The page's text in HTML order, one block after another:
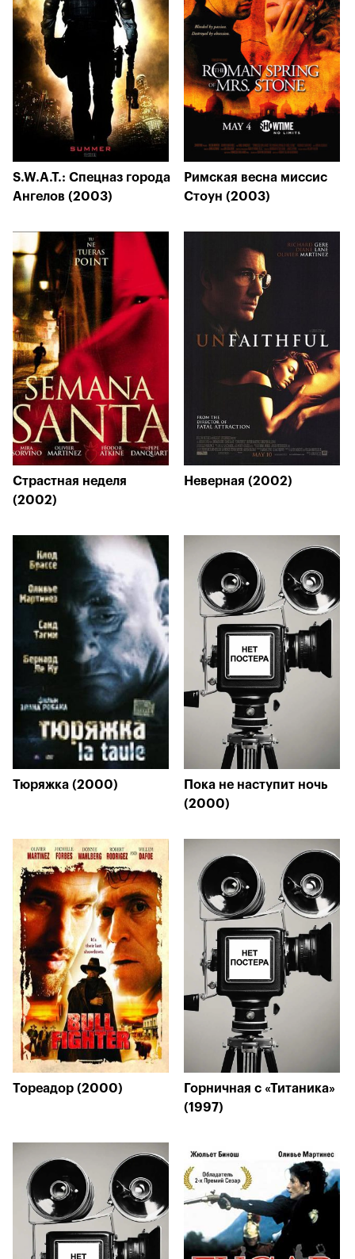
S.W.A.T.: Спецназ города
Ангелов (2003)
Римская весна миссис
Стоун (2003)
Страстная неделя
(2002)
Неверная (2002)
Тюряжка (2000)
Пока не наступит ночь
(2000)
Тореадор (2000)
Горничная с «Титаника»
(1997)